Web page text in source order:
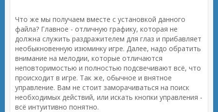
Что же мы получаем вместе с установкой данного
файла? Главное - отличную графику, которая не
должна служить раздражителем для глаз и прибавляет
необыкновенную изюминку игре. Далее, надо обратить
внимание на мелодии, которые отличаются
неповторимостью и полностью подсвечивают всё, что
происходит в игре. Так же, обычное и внятное
управление. Вам не стоит заморачиваться на поиск
необходимых действий, или искать кнопки управления -
всё интуитивно понятно.